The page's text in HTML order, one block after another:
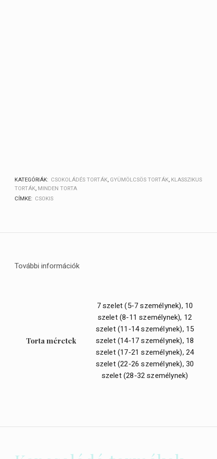
KATEGÓRIÁK: CSOKOLÁDÉS TORTÁK, GYÜMÖLCSÖS TORTÁK, KLASSZIKUS
TORTÁK, MINDEN TORTA
CÍMKE: CSOKIS
További információk
Torta méretek
7 szelet (5-7 személynek), 10
szelet (8-11 személynek), 12
szelet (11-14 személynek), 15
szelet (14-17 személynek), 18
szelet (17-21 személynek), 24
szelet (22-26 személynek), 30
szelet (28-32 személynek)